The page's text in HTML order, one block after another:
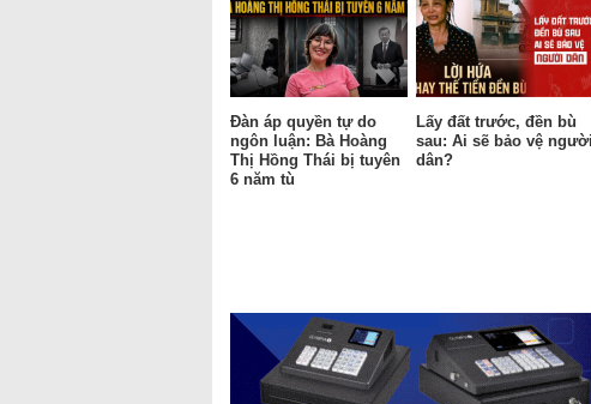
Đàn áp quyền tự do
ngôn luận: Bà Hoàng
Thị Hồng Thái bị tuyên
6 năm tù
Lấy đất trước, đền bù
sau: Ai sẽ bảo vệ người
dân?